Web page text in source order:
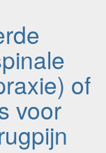
of
voor